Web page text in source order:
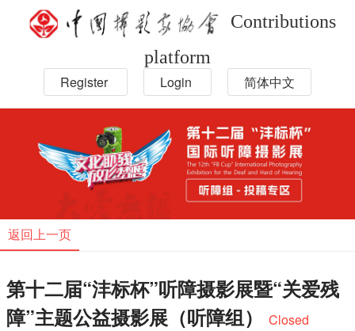
Contributions
platform
Register Login 简体中文
返回上一页
第十二届“沣标杯”听障摄影展暨“关爱残
障”主题公益摄影展（听障组）
Closed